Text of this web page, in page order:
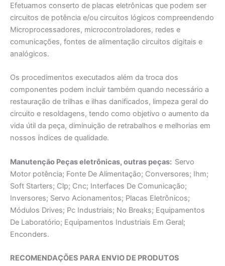
Efetuamos conserto de placas eletrônicas que podem ser
circuitos de potência e/ou circuitos lógicos compreendendo
Microprocessadores, microcontroladores, redes e
comunicações, fontes de alimentação circuitos digitais e
analógicos.
Os procedimentos executados além da troca dos
componentes podem incluir também quando necessário a
restauração de trilhas e ilhas danificados, limpeza geral do
circuito e resoldagens, tendo como objetivo o aumento da
vida útil da peça, diminuição de retrabalhos e melhorias em
nossos índices de qualidade.
Manutençāo Peças eletrônicas, outras peças: Servo
Motor potência; Fonte De Alimentaçāo; Conversores; Ihm;
Soft Starters; Clp; Cnc; Interfaces De Comunicação;
Inversores; Servo Acionamentos; Placas Eletrônicos;
Módulos Drives; Pc Industriais; No Breaks; Equipamentos
De Laboratório; Equipamentos Industriais Em Geral;
Enconders.
RECOMENDAÇÕES PARA ENVIO DE PRODUTOS